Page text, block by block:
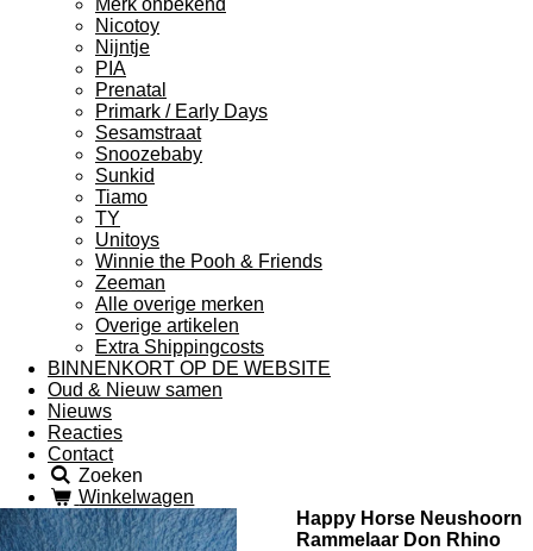
Merk onbekend
Nicotoy
Nijntje
PIA
Prenatal
Primark / Early Days
Sesamstraat
Snoozebaby
Sunkid
Tiamo
TY
Unitoys
Winnie the Pooh & Friends
Zeeman
Alle overige merken
Overige artikelen
Extra Shippingcosts
BINNENKORT OP DE WEBSITE
Oud & Nieuw samen
Nieuws
Reacties
Contact
Zoeken
Winkelwagen
Happy Horse Neushoorn
Rammelaar Don Rhino